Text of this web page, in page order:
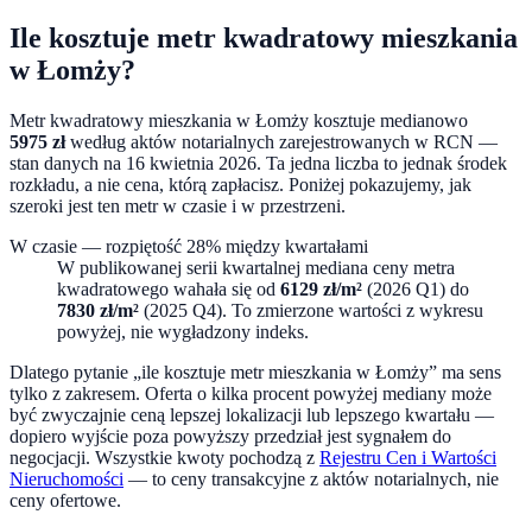
Ile kosztuje metr kwadratowy mieszkania
wŁomży?
Metr kwadratowy mieszkania w Łomży kosztuje medianowo
5975 złwedług aktów notarialnych zarejestrowanych w RCN —
stan danych na 16 kwietnia 2026. Ta jedna liczba to jednak środek
rozkładu, a nie cena, którą zapłacisz. Poniżej pokazujemy, jak
szeroki jest ten metr w czasie i w przestrzeni.
W czasie — rozpiętość 28% między kwartałami
W publikowanej serii kwartalnej mediana ceny metra
kwadratowego wahała się od 6129 zł/m² (2026 Q1) do
7830 zł/m² (2025 Q4). To zmierzone wartości z wykresu
powyżej, nie wygładzony indeks.
Dlatego pytanie „ile kosztuje metr mieszkania w Łomży” ma sens
tylko z zakresem. Oferta o kilka procent powyżej mediany może
być zwyczajnie ceną lepszej lokalizacji lub lepszego kwartału —
dopiero wyjście poza powyższy przedział jest sygnałem do
negocjacji. Wszystkie kwoty pochodzą z Rejestru Cen i Wartości
Nieruchomości — to ceny transakcyjne z aktów notarialnych, nie
ceny ofertowe.